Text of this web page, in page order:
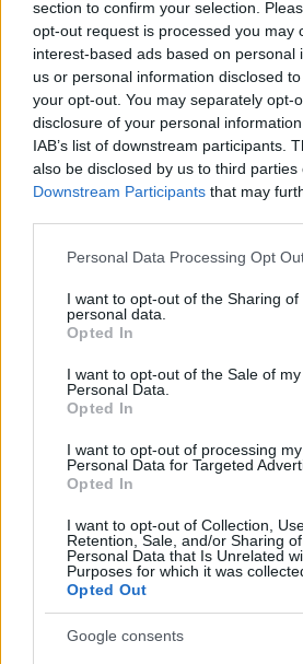
section to confirm your selection.
opt-out request is processed you may
interest-based ads based on personal
us or personal information disclosed
your opt-out. You may separately opt-
disclosure of your personal
IAB’s list of downstream participants.
also be disclosed by us to third parties
Downstream Participants that may
Please note that this website/app uses
not limited to your visit or usage
grant or deny consent to Google and
use your data for below specified
consent section.
Personal Data Processing Opt
I want to opt-out of the Sharing of
personal data.
Opted In
I want to opt-out of the Sale of my
Personal Data.
Opted In
I want to opt-out of processing my
Personal Data for Targeted
Opted In
I want to opt-out of Collection,
Retention, Sale, and/or Sharing
Personal Data that Is Unrelated
Purposes for which it was
Opted Out
Google consents
την άνοια πρώιμης έναρξης,
μαρμαρυγή αυξάνει τον
Αντίθετα, στους ασθενείς
δεν διαπιστώθηκε καμία
κολπικής μαρμαρυγής και